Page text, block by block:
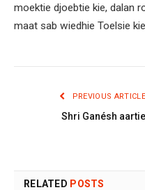
moektie djoebtie kie, dalan
maat sab wiedhie Toelsie
PREVIOUS ARTICLE
Shri Ganésh aartie
RELATED POSTS